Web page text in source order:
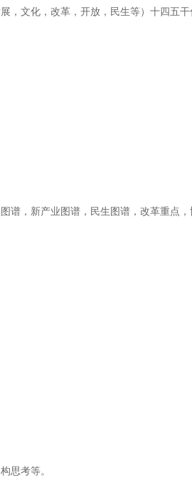
，文化，改革，开放，民生等）十四五
谱，新产业图谱，民生图谱，改革重点
思考等。